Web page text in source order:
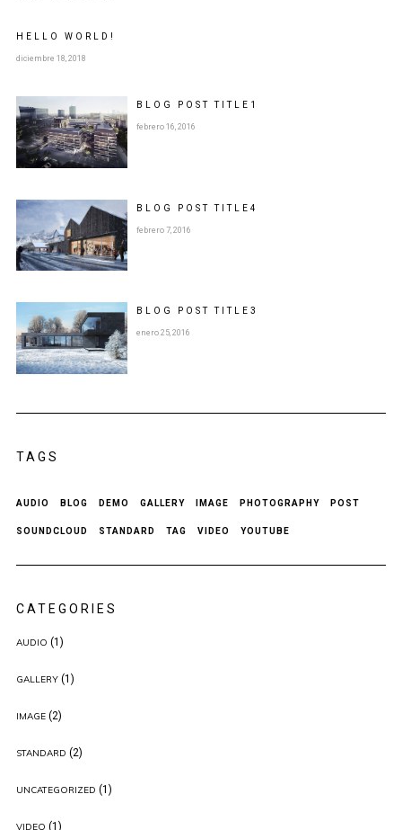
HELLO WORLD!
diciembre 18, 2018
BLOG POSTTITLE 1
febrero 16, 2016
BLOG POSTTITLE 4
febrero 7, 2016
BLOG POSTTITLE 3
enero 25, 2016
TAGS
AUDIO BLOG DEMO GALLERY IMAGE PHOTOGRAPHY POST
SOUNDCLOUD STANDARD TAG VIDEO YOUTUBE
CATEGORIES
AUDIO (1)
GALLERY(1)
IMAGE(2)
STANDARD (2)
UNCATEGORIZED (1)
VIDEO (1)